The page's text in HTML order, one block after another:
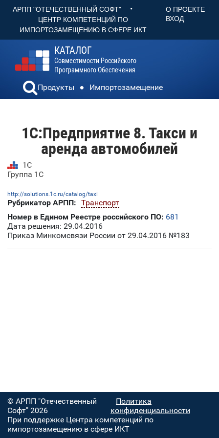
АРПП "ОТЕЧЕСТВЕННЫЙ СОФТ" •
ЦЕНТР КОМПЕТЕНЦИЙ ПО
ИМПОРТОЗАМЕЩЕНИЮ В СФЕРЕ ИКТ
О ПРОЕКТЕ
ВХОД
КАТАЛОГ
Совместимости Российского
Программного Обеспечения
Продукты Импортозамещение
1С:Предприятие 8. Такси и
аренда автомобилей
1С
Группа 1С
http://solutions.1c.ru/catalog/taxi
Рубрикатор АРПП: Транспорт
Номер в Едином Реестре российского ПО: 681
Дата решения: 29.04.2016
Приказ Минкомсвязи России от 29.04.2016 №183
© АРПП "Отечественный
Софт" 2026
Политика
конфиденциальности
При поддержке Центра компетенций по
импортозамещению в сфере ИКТ